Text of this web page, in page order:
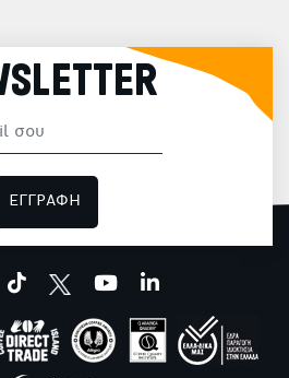
ΕΓΓΡΑΦΗ
tiktok youtubelinkedin